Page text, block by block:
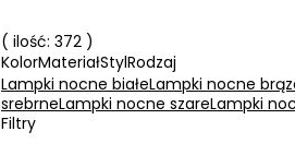
( ilość: 372 )
KolorMateriałStylRodzaj
Lampki nocne białeLampki nocne
srebrneLampki nocne szareLampki
Filtry